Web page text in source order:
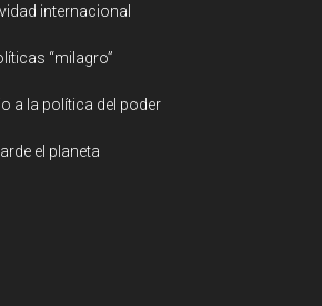
internacional
“milagro”
a la política del poder
el planeta